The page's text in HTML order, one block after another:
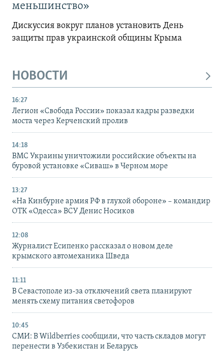
меньшинство»
Дискуссия вокруг планов установить День
защиты прав украинской общины Крыма
НОВОСТИ
16:27
Легион «Свобода России» показал кадры разведки
моста через Керченский пролив
14:18
ВМС Украины уничтожили российские объекты на
буровой установке «Сиваш» в Черном море
13:27
«На Кинбурне армия РФ в глухой обороне» – командир
ОТК «Одесса» ВСУ Денис Носиков
12:08
Журналист Есипенко рассказал о новом деле
крымского автомеханика Шведа
11:11
В Севастополе из-за отключений света планируют
менять схему питания светофоров
10:45
СМИ: В Wildberries сообщили, что часть складов могут
перенести в Узбекистан и Беларусь